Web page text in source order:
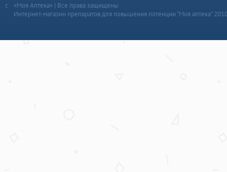
«Моя Аптека» | Все права защищены
Интернет-магазин препаратов для повышения потенции “Моя аптека”